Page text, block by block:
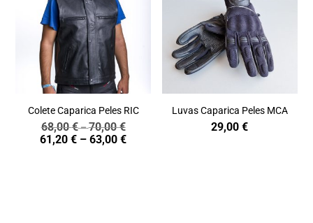
Colete Caparica Peles RIC
68,00€–70,00€Price
range:
61,20€ – 63,00€Price
Luvas Caparica Peles MCA
29,00€